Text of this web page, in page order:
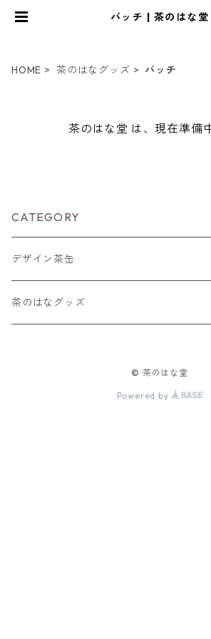
バッチ | 茶のはな堂
HOME 茶のはなグッズ バッチ
茶のはな堂 は、現在準備
CATEGORY
デザイン茶缶
茶のはなグッズ
© 茶のはな堂
Powered by